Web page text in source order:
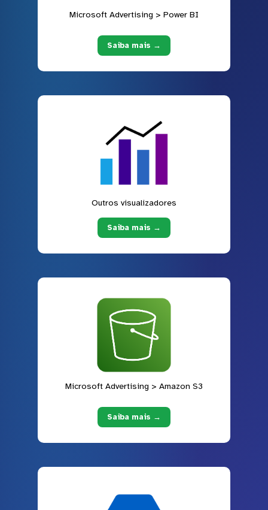
Microsoft Advertising > Power BI
Saiba mais →
Outros visualizadores
Saiba mais →
Microsoft Advertising > Amazon S3
Saiba mais →